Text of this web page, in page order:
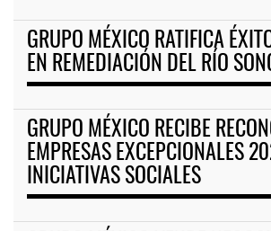
GRUPO MÉXICO RATIFICA
EN REMEDIACIÓN DEL RÍO
GRUPO MÉXICO RECIBE
EMPRESAS EXCEPCIONALES
INICIATIVAS SOCIALES